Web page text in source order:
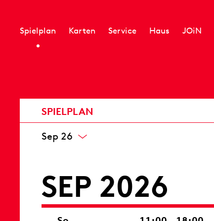
Spielplan Karten Service Haus JOiN
SPIELPLAN
Sep 26
SEP 2026